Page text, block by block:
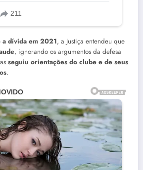
a dívida em 2021, a Justiça entendeu que
, ignorando os argumentos da defesa
seguiu orientações do clube e de seus
.